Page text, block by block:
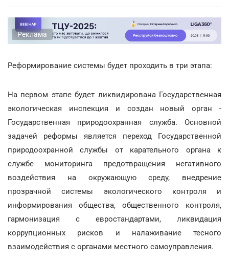
Реклама
Реформирование системы будет проходить в три этапа:
На первом этапе будет ликвидирована Государственная
экологическая инспекция и создан новый орган -
Государственная природоохранная служба. Основной
задачей реформы является переход Государственной
природоохранной службы от карательного органа к
службе мониторинга предотвращения негативного
воздействия на окружающую среду, внедрение
прозрачной системы экологического контроля и
информирования общества, общественного контроля,
гармонизация с евростандартами, ликвидация
коррупционных рисков и налаживание тесного
взаимодействия с органами местного самоуправления.